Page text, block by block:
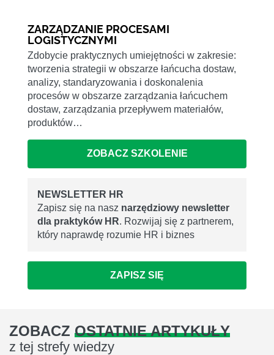
ZARZĄDZANIE PROCESAMI
LOGISTYCZNYMI
Zdobycie praktycznych umiejętności w zakresie:
tworzenia strategii w obszarze łańcucha dostaw,
analizy, standaryzowania i doskonalenia
procesów w obszarze zarządzania łańcuchem
dostaw, zarządzania przepływem materiałów,
produktów…
ZOBACZ SZKOLENIE
NEWSLETTER HR
Zapisz się na nasz narzędziowy newsletter
dla praktyków HR. Rozwijaj się z partnerem,
który naprawdę rozumie HR i biznes
ZAPISZ SIĘ
ZOBACZ OSTATNIE ARTYKUŁY
z tej strefy wiedzy